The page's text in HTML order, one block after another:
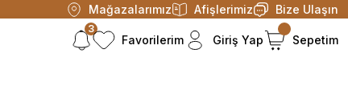
Mağazalarımız Afişlerimiz Bize Ulaşın
3
Favorilerim Giriş Yap Sepetim